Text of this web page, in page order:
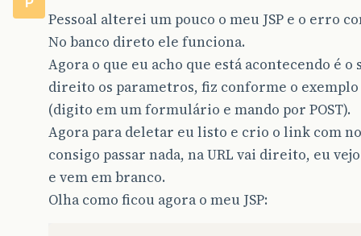
Pessoal alterei um pouco o meu JSP e o erro
No banco direto ele funciona.
Agora o que eu acho que está acontecendo é o
direito os parametros, fiz conforme o
(digito em um formulário e mando por POST).
Agora para deletar eu listo e crio o link com
consigo passar nada, na URL vai direito, eu
e vem em branco.
Olha como ficou agora o meu JSP: